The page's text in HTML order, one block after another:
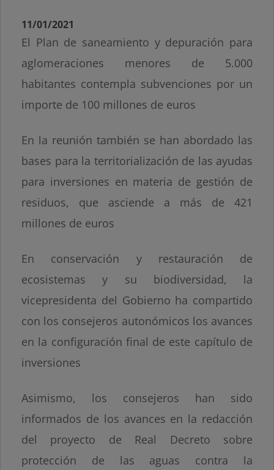
11/01/2021
El Plan de saneamiento y depuración para
aglomeraciones menores de 5.000
habitantes contempla subvenciones por un
importe de 100 millones de euros
En la reunión también se han abordado las
bases para la territorialización de las ayudas
para inversiones en materia de gestión de
residuos, que asciende a más de 421
millones de euros
En conservación y restauración de
ecosistemas y su biodiversidad, la
vicepresidenta del Gobierno ha compartido
con los consejeros autonómicos los avances
en la configuración final de este capítulo de
inversiones
Asimismo, los consejeros han sido
informados de los avances en la redacción
del proyecto de Real Decreto sobre
protección de las aguas contra la